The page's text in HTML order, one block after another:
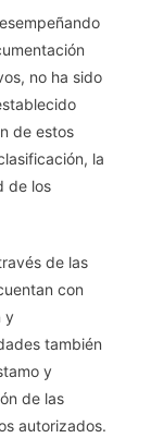
no ha sido
de estos
la
de los
de las
con
y
también
y
de las
autorizados.